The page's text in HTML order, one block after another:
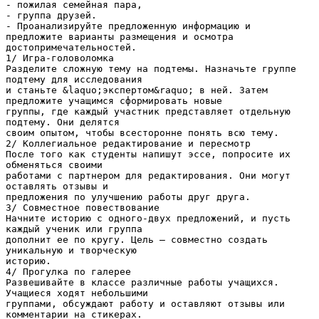
- пожилая семейная пара,
- группа друзей.
- Проанализируйте предложенную информацию и
предложите варианты размещения и осмотра
достопримечательностей.
1/ Игра-головоломка
Разделите сложную тему на подтемы. Назначьте группе
подтему для исследования
и станьте &laquo;экспертом&raquo; в ней. Затем
предложите учащимся сформировать новые
группы, где каждый участник представляет отдельную
подтему. Они делятся
своим опытом, чтобы всесторонне понять всю тему.
2/ Коллегиальное редактирование и пересмотр
После того как студенты напишут эссе, попросите их
обменяться своими
работами с партнером для редактирования. Они могут
оставлять отзывы и
предложения по улучшению работы друг друга.
3/ Совместное повествование
Начните историю с одного-двух предложений, и пусть
каждый ученик или группа
дополнит ее по кругу. Цель — совместно создать
уникальную и творческую
историю.
4/ Прогулка по галерее
Развешивайте в классе различные работы учащихся.
Учащиеся ходят небольшими
группами, обсуждают работу и оставляют отзывы или
комментарии на стикерах.